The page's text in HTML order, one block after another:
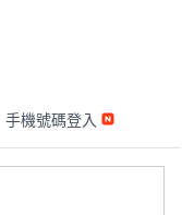
手機號碼登入